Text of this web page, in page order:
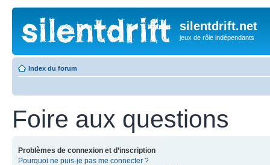
silentdrift.net
jeux de rôle indépendants
Index du forum
Foire aux questions
Problèmes de connexion et d’inscription
Pourquoi ne puis-je pas me connecter ?